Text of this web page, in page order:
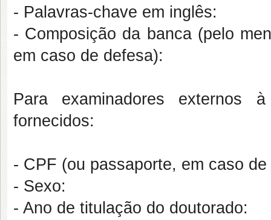
- Palavras-chave em inglês:
- Composição da banca (pelo
em caso de defesa):
Para examinadores externos
fornecidos:
- CPF (ou passaporte, em caso
- Sexo:
- Ano de titulação do doutorado: